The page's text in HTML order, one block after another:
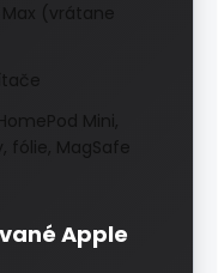
Max (vrátane
Mini,
fólie, MagSafe
Apple